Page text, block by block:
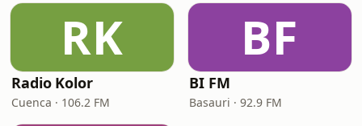
RK
Radio Kolor
Cuenca · 106.2 FM
BF
BI FM
Basauri · 92.9 FM